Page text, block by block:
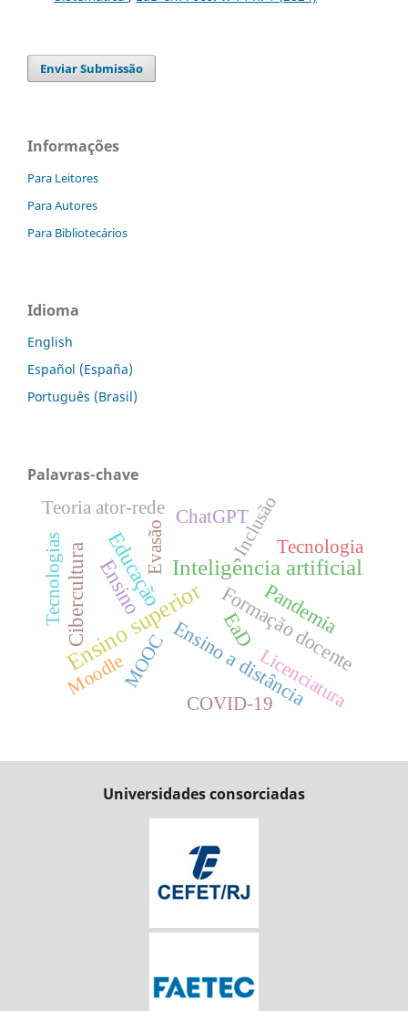
Enviar Submissão
Informações
Para Leitores
Para Autores
Para Bibliotecários
Idioma
English
Español (España)
Português (Brasil)
Palavras-chave
Ensino superior
Inteligência artificial
Educação
Ensino
Cibercultura Formação docente
EaD
Ensino a distância
Pandemia
Inclusão
COVID-19
MOOC
Evasão
Moodle Licenciatura
ChatGPT
Tecnologia
Teoria ator-rede
Tecnologias
Universidades consorciadas